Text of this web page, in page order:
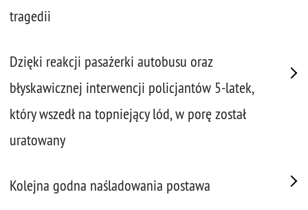
tragedii
Dzięki reakcji pasażerki autobusu oraz
błyskawicznej interwencji policjantów 5-latek,
który wszedł na topniejący lód, w porę został
uratowany
Kolejna godna naśladowania postawa